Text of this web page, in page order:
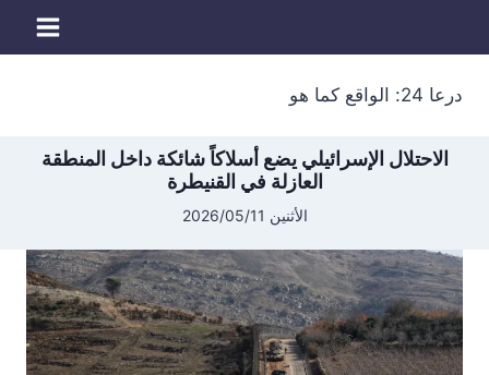
درعا 24: الواقع كما هو
الاحتلال الإسرائيلي يضع أسلاكاً شائكة داخل المنطقة
العازلة في القنيطرة
الأثنين 2026/05/11